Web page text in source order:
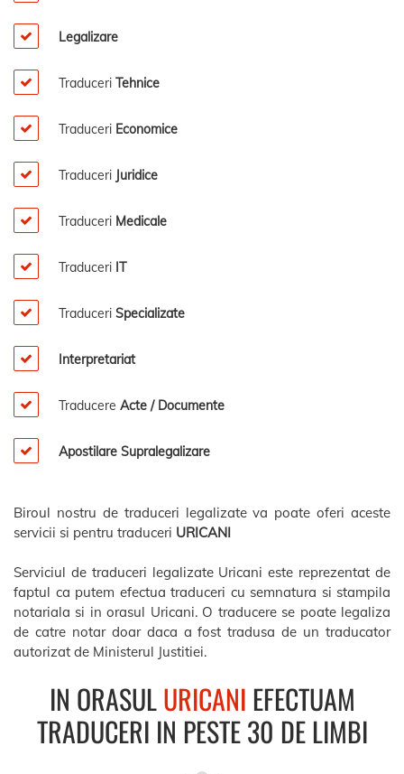
Legalizare
Traduceri Tehnice
Traduceri Economice
Traduceri Juridice
Traduceri Medicale
Traduceri IT
Traduceri Specializate
Interpretariat
Traducere Acte / Documente
Apostilare Supralegalizare
Biroul nostru de traduceri legalizate va poate oferi aceste
servicii si pentru traduceri URICANI
Serviciul de traduceri legalizate Uricani este reprezentat de
faptul ca putem efectua traduceri cu semnatura si stampila
notariala si in orasul Uricani. O traducere se poate legaliza
de catre notar doar daca a fost tradusa de un traducator
autorizat de Ministerul Justitiei.
IN ORASULURICANI EFECTUAM
TRADUCERI IN PESTE 30 DE LIMBI